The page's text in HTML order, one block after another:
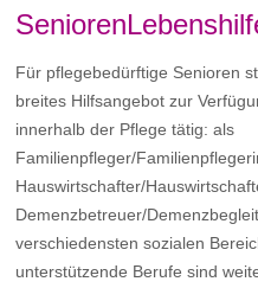
Für pflegebedürftige Senioren
breites Hilfsangebot zur
innerhalb der Pflege tätig: als
Familienpfleger/
Hauswirtschafter/
Demenzbetreuer/
verschiedensten sozialen
unterstützende Berufe sind